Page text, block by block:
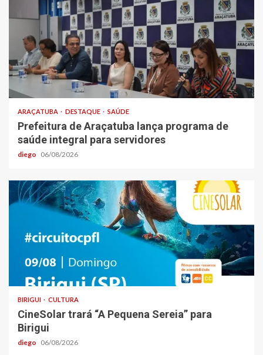
ARAÇATUBA DESTAQUE SAÚDE
Prefeitura de Araçatuba lança programa de
saúde integral para servidores
diego 06/08/2026
BIRIGUI CULTURA
CineSolar trará “A Pequena Sereia” para
Birigui
diego 06/08/2026